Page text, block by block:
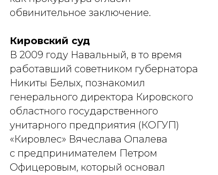
обвинительное заключение.
Кировский суд
В 2009 году Навальный, в то время
работавший советником губернатора
Никиты Белых, познакомил
генерального директора Кировского
областного государственного
унитарного предприятия (КОГУП)
«Кировлес» Вячеслава Опалева
с предпринимателем Петром
Офицеровым, который основал